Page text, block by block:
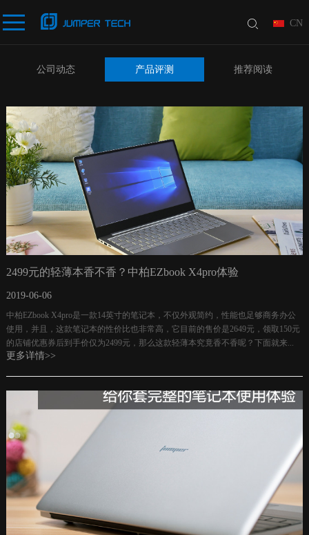
CN
公司动态 产品评测 推荐阅读
2499元的轻薄本香不香？中柏EZbook X4pro体验
2019-06-06
中柏EZbook X4pro是一款14英寸的笔记本，不仅外观简约，性能也足够商务办公
使用，并且，这款笔记本的性价比也非常高，它目前的售价是2649元，领取150元
的店铺优惠券后到手价仅为2499元，那么这款轻薄本究竟香不香呢？下面就来...
更多详情>>